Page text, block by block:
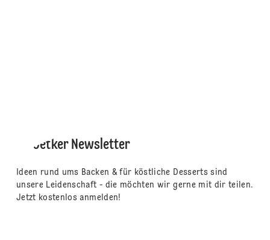
Dr. Oetker Newsletter
Ideen rund ums Backen & für köstliche Desserts sind
unsere Leidenschaft - die möchten wir gerne mit dir teilen.
Jetzt kostenlos anmelden!